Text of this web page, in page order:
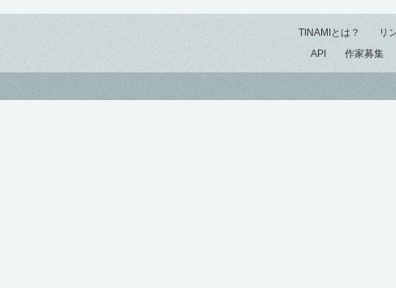
TINAMIとは？ リ
API
作家募集